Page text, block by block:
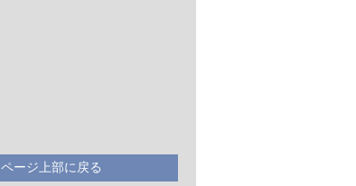
ページ上部に戻る